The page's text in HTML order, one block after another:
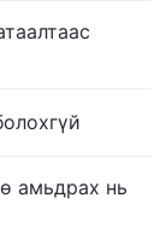
амьдрах нь